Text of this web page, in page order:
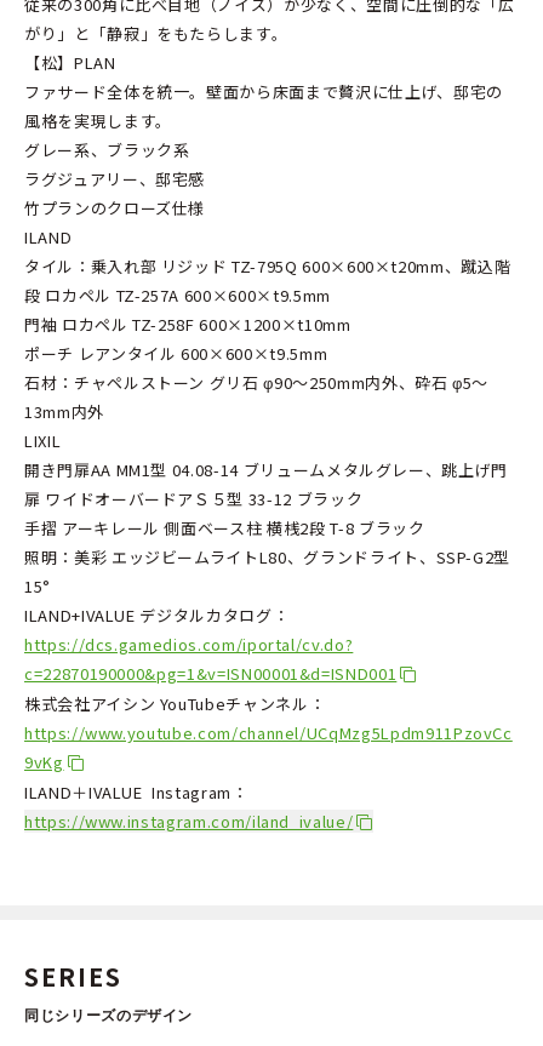
がり」と「静寂」をもたらします。
【松】PLAN
ファサード全体を統一。壁面から床面まで贅沢に仕上げ、邸宅の
風格を実現します。
グレー系、ブラック系
ラグジュアリー、邸宅感
竹プランのクローズ仕様
ILAND
タイル： 乗入れ部 リジッド TZ-795Q 600×600×t20mm、蹴込階
段 ロカペル TZ-257A 600×600×t9.5mm
門袖 ロカペル TZ-258F 600×1200×t10mm
ポーチ レアンタイル 600×600×t9.5mm
石材：チャペルストーン グリ石 φ90～250mm内外、砕石 φ5～
13mm内外
LIXIL
開き門扉AA MM1型 04.08-14 ブリュームメタルグレー、跳上げ門
扉 ワイドオーバードアＳ５型 33-12 ブラック
手摺 アーキレール 側面ベース柱 横桟2段 T-8 ブラック
照明：美彩 エッジビームライトL80、グランドライト、SSP-G2型
15°
ILAND+IVALUE デジタルカタログ：
https://dcs.gamedios.com/iportal/cv.do?
c=22870190000&pg=1&v=ISN00001&d=ISND001
株式会社アイシン YouTubeチャンネル：
https://www.youtube.com/channel/UCqMzg5Lpdm911PzovCc
9vKg
ILAND＋IVALUE Instagram：
https://www.instagram.com/iland_ivalue/
SERIES
同じシリーズのデザイン